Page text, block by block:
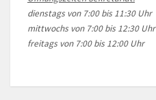
dienstags von 7:00 bis 11:30 Uhr
mittwochs von 7:00 bis 12:30 Uhr
freitags von 7:00 bis 12:00 Uhr